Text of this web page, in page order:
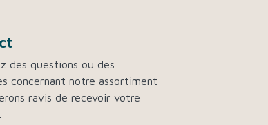
des questions ou des
concernant notre assortiment
ravis de recevoir votre